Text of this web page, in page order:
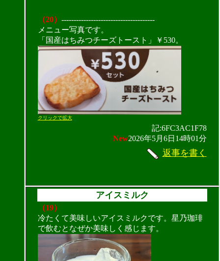
（20） --------------------------------------
メニュー写真です。
「国産はちみつチーズトースト」￥530。
クリックで拡大
記:6FC3AC1F78
New2026年5月6日14時01分
返事を書く
アイスミルク
（19）
冷たくて美味しいアイスミルクです。星乃珈琲
で飲むとなぜか美味しく感じます。